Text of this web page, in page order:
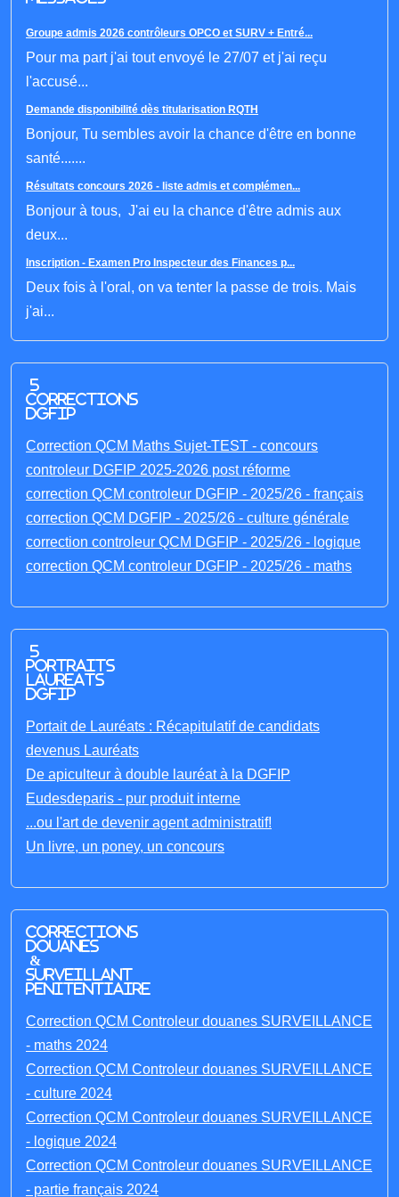
Groupe admis 2026 contrôleurs OPCO et SURV + Entré...
Pour ma part j'ai tout envoyé le 27/07 et j'ai reçu
l'accusé...
Demande disponibilité dès titularisation RQTH
Bonjour, Tu sembles avoir la chance d'être en bonne
santé.......
Résultats concours 2026 - liste admis et complémen...
Bonjour à tous, J'ai eu la chance d'être admis aux
deux...
Inscription - Examen Pro Inspecteur des Finances p...
Deux fois à l'oral, on va tenter la passe de trois. Mais
j'ai...
5
corrections
DGFIP
Correction QCM Maths Sujet-TEST - concours
controleur DGFIP 2025-2026 post réforme
correction QCM controleur DGFIP - 2025/26 - français
correction QCM DGFIP - 2025/26 - culture générale
correction controleur QCM DGFIP - 2025/26 - logique
correction QCM controleur DGFIP - 2025/26 - maths
5
portraits
laureats
DGFIP
Portait de Lauréats : Récapitulatif de candidats
devenus Lauréats
De apiculteur à double lauréat à la DGFIP
Eudesdeparis - pur produit interne
...ou l'art de devenir agent administratif!
Un livre, un poney, un concours
Corrections
Douanes
&
Surveillant
penitentiaire
Correction QCM Controleur douanes SURVEILLANCE
- maths 2024
Correction QCM Controleur douanes SURVEILLANCE
- culture 2024
Correction QCM Controleur douanes SURVEILLANCE
- logique 2024
Correction QCM Controleur douanes SURVEILLANCE
- partie français 2024